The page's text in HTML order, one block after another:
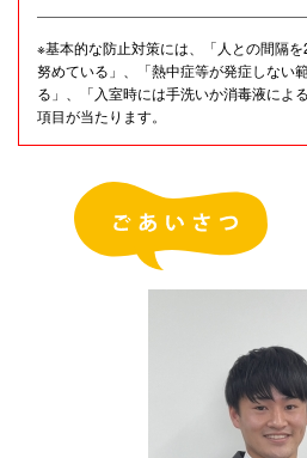
※基本的な防止対策には、「人との間隔
努めている」、「熱中症等が発症しない
る」、「入室時には手洗いか消毒液によ
項目が当たります。